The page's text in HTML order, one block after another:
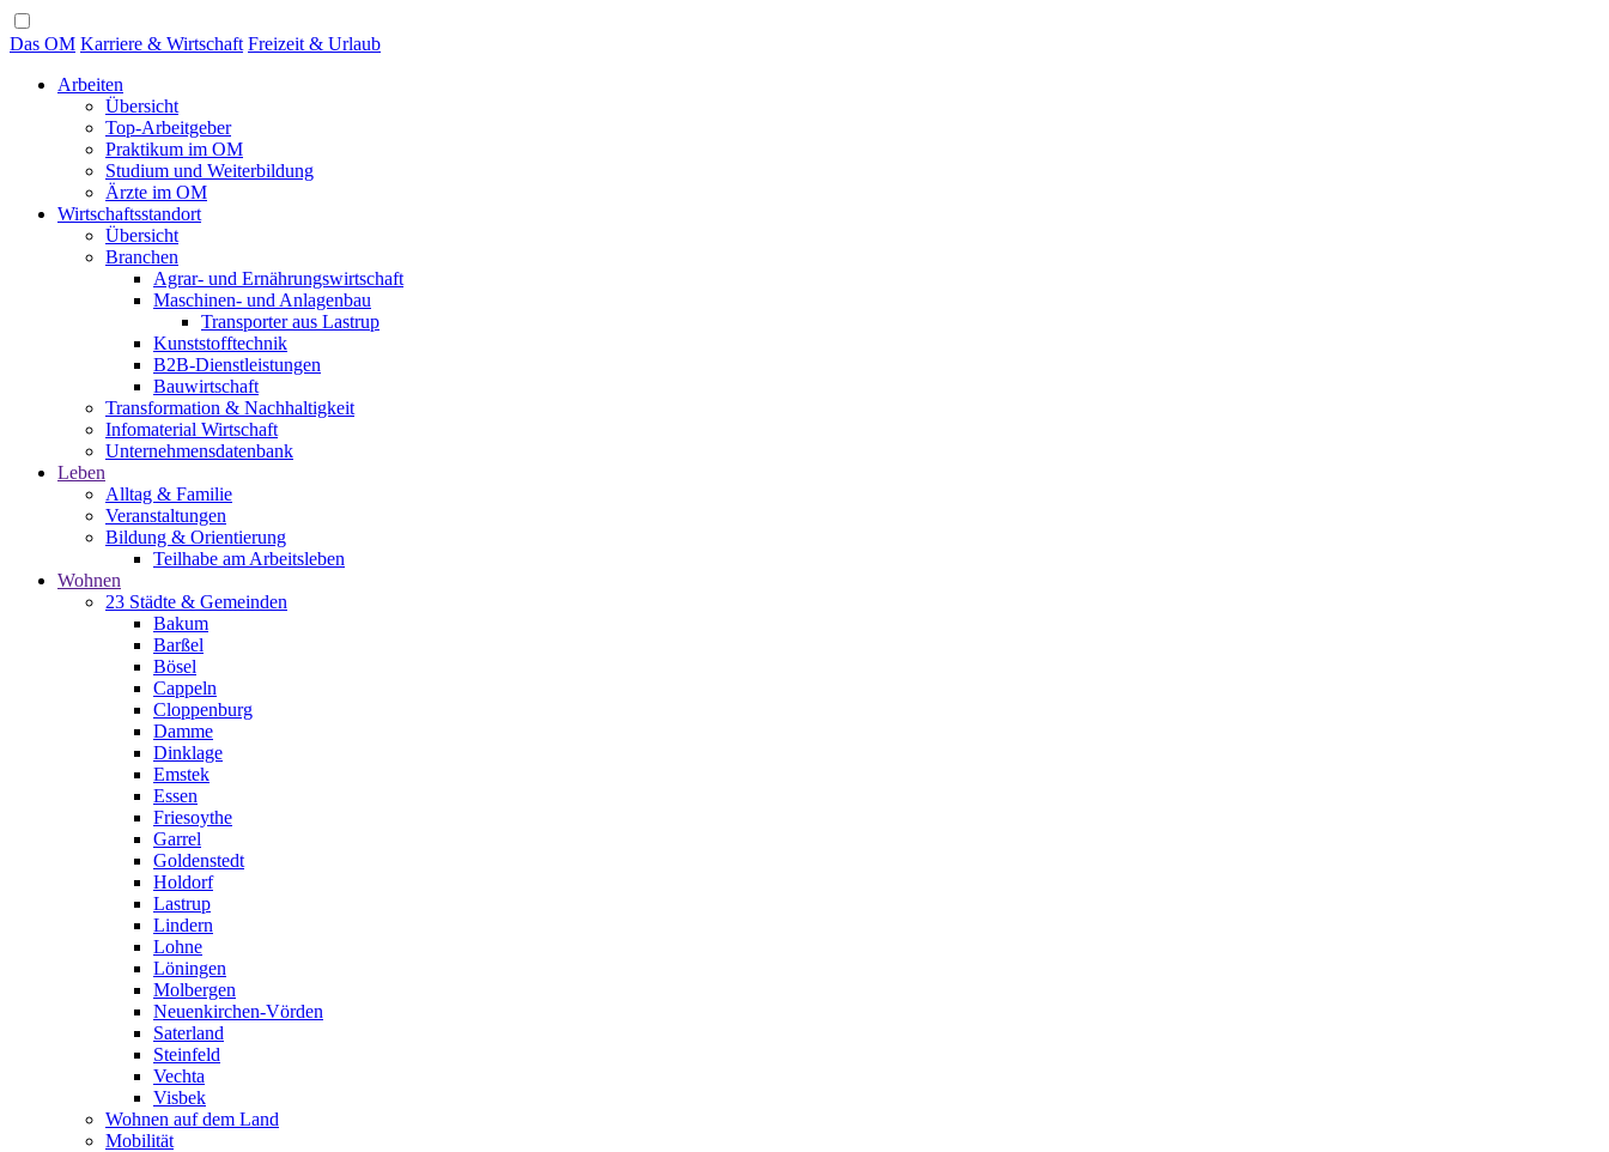
Das OM Karriere & Wirtschaft Freizeit & Urlaub
Arbeiten
Übersicht
Top-Arbeitgeber
Praktikum im OM
Studium und Weiterbildung
Ärzte im OM
Wirtschaftsstandort
Übersicht
Branchen
Agrar- und Ernährungswirtschaft
Maschinen- und Anlagenbau
Transporter aus Lastrup
Kunststofftechnik
B2B-Dienstleistungen
Bauwirtschaft
Transformation & Nachhaltigkeit
Infomaterial Wirtschaft
Unternehmensdatenbank
Leben
Alltag & Familie
Veranstaltungen
Bildung & Orientierung
Teilhabe am Arbeitsleben
Wohnen
23 Städte & Gemeinden
Bakum
Barßel
Bösel
Cappeln
Cloppenburg
Damme
Dinklage
Emstek
Essen
Friesoythe
Garrel
Goldenstedt
Holdorf
Lastrup
Lindern
Lohne
Löningen
Molbergen
Neuenkirchen-Vörden
Saterland
Steinfeld
Vechta
Visbek
Wohnen auf dem Land
Mobilität